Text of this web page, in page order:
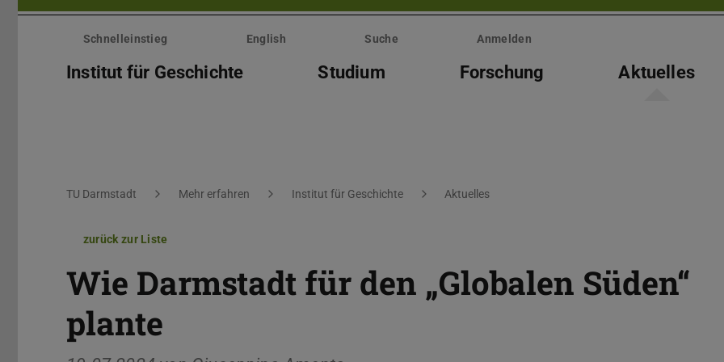
Menü
überspringenSchnelleinstieg English Suche Anmelden
Institut für Geschichte Studium Forschung Aktuelles
Sie befinden sich hier:
TU Darmstadt Mehr erfahren Institut für Geschichte Aktuelles
zurück zur Liste
Wie Darmstadt für den „Globalen Süden“
plante